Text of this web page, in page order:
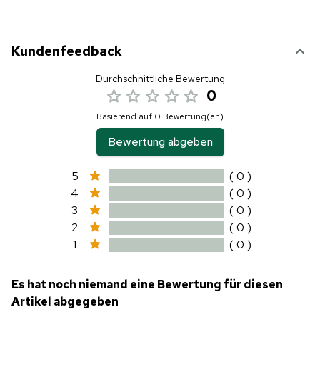
Kundenfeedback
Durchschnittliche Bewertung
0
Basierend auf 0 Bewertung(en)
Bewertung abgeben
5
( 0 )
4
( 0 )
3
( 0 )
2
( 0 )
1
( 0 )
Es hat noch niemand eine Bewertung für diesen
Artikel abgegeben